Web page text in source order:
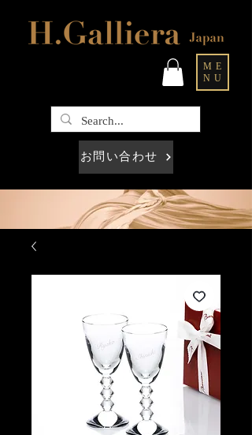
ME
NU
お問い合わせ